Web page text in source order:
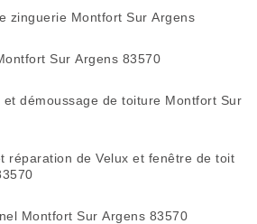
zinguerie Montfort Sur Argens
Sur Argens 83570
démoussage de toiture Montfort Sur
réparation de Velux et fenêtre de toit
Montfort Sur Argens 83570